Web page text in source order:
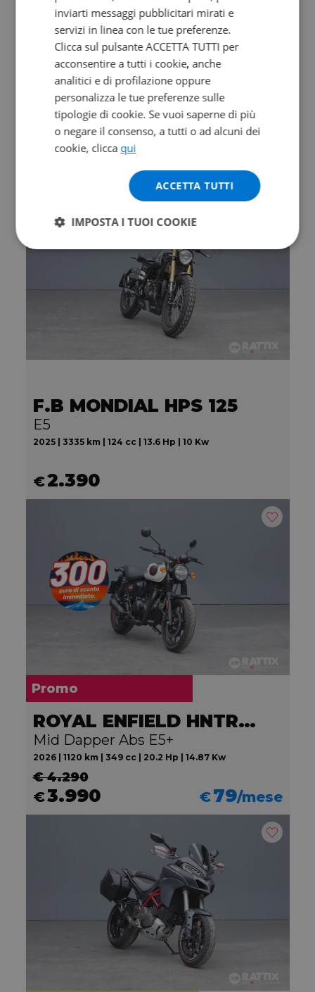
Promo
KAWASAKI Versys 650
BK2 Abs my24
2024 | 5000 km | 649 cc | 67 Hp | 49 Kw
€111/mese
F.B MONDIAL HPS 125
E5
2025 | 3335 km | 124 cc | 13.6 Hp | 10 Kw
€2.390
Promo
ROYAL ENFIELD HNTR 350
Mid Dapper Abs E5+
2026 | 1120 km | 349 cc | 20.2 Hp | 14.87 Kw
€ 4.290
€3.990 €79/mese
inviarti messaggi pubblicitari mirati e
servizi in linea con le tue preferenze.
Clicca sul pulsante ACCETTA TUTTI per
acconsentire a tutti i cookie, anche
analitici e di profilazione oppure
personalizza le tue preferenze sulle
tipologie di cookie. Se vuoi saperne di più
o negare il consenso, a tutti o ad alcuni dei
cookie, clicca qui
ACCETTA TUTTI
IMPOSTA I TUOI COOKIE